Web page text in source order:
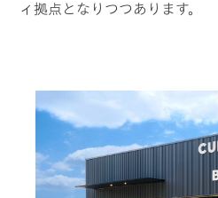
ィ拠点となりつつあります。